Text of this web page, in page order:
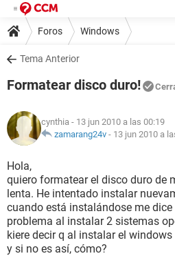
Foros Windows
Tema Anterior
Formatear disco duro!
cynthia - 13 jun 2010 a las 00:19
zamarang24v - 13 jun 2010 a
Hola,
quiero formatear el disco duro de
lenta. He intentado instalar
cuando está instalándose me
problema al instalar 2 sistemas
kiere decir q al instalar el
y si no es así, cómo?